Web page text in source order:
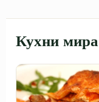
Кухни мира